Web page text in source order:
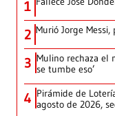
1
2 Murió Jorge
3 Mulino rechaza el
se tumbe eso’
4 Pirámide de
agosto de 2026,